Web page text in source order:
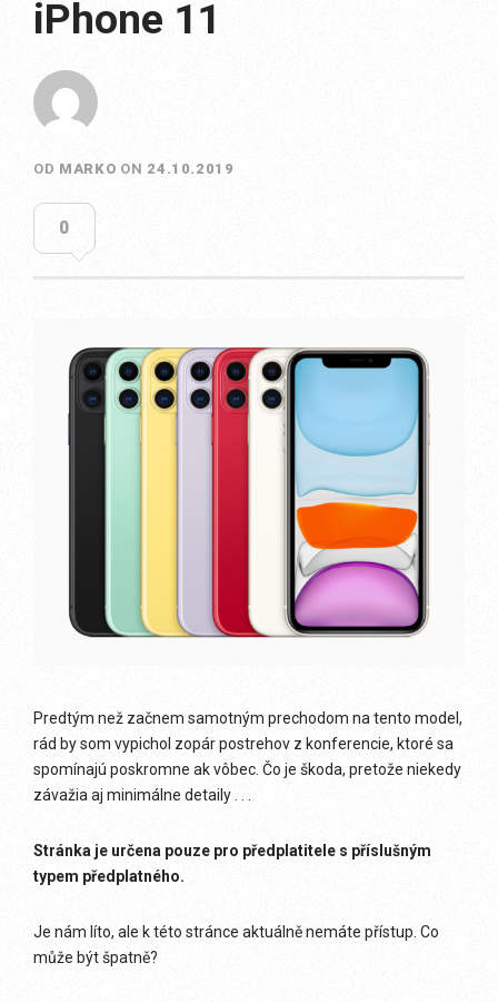
iPhone 11
OD MARKO ON 24.10.2019
0
Predtým než začnem samotným prechodom na tento model,
rád by som vypichol zopár postrehov z konferencie, ktoré sa
spomínajú poskromne ak vôbec. Čo je škoda, pretože niekedy
závažia aj minimálne detaily . . .
Stránka je určena pouze pro předplatitele s příslušným
typem předplatného.
Je nám líto, ale k této stránce aktuálně nemáte přístup. Co
může být špatně?